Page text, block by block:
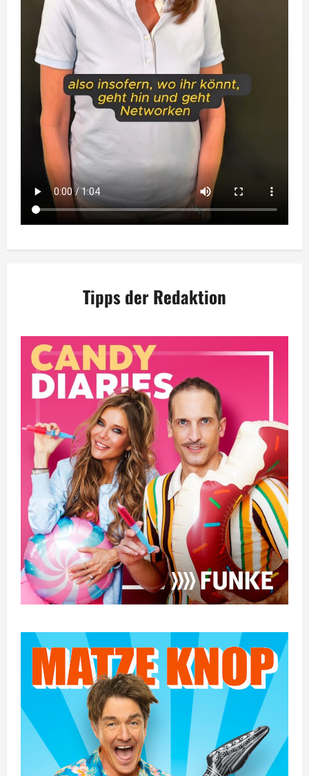
Tipps der Redaktion